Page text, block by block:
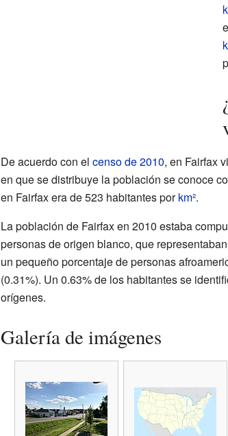
De acuerdo con el censo de 2010, en Fairfax
en que se distribuye la población se conoce
en Fairfax era de 523 habitantes porkm².
La población de Fairfax en 2010 estaba
personas de origen blanco, que
un pequeño porcentaje de personas
(0.31%). Un 0.63% de los habitantes se
orígenes.
Galería de imágenes